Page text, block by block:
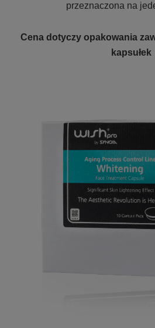
przeznaczona na
Cena dotyczy opakowania
kapsułek